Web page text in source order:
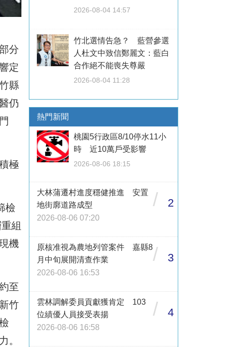
分
定
縣
仍
極
檢
組
機
至
竹
。
2026-08-04 14:57
竹北選情告急？ 藍營參選
人杜文中致信鄭麗文：藍白
合作絕不能喪失尊嚴
2026-08-04 11:28
熱門新聞
桃園5行政區8/10停水11小
時 近10萬戶受影響
2026-08-06 18:15
大林蒲遷村進度穩健推進 安置
地街廓道路成型
2026-08-06 07:20
/ 2
原核准視為農地列管案件 嘉縣8
月中旬展開清查作業
2026-08-06 16:53
/ 3
雲林調解委員貢獻獲肯定 103
位績優人員接受表揚
2026-08-06 16:58
/ 4